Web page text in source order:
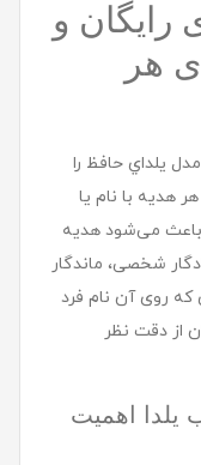
و
هر
يلداي حافظ را
هدیه با نام یا
باعث می‌شود هدیه
شخصی، ماندگار
روی آن نام فرد
از دقت نظر
اهمیت